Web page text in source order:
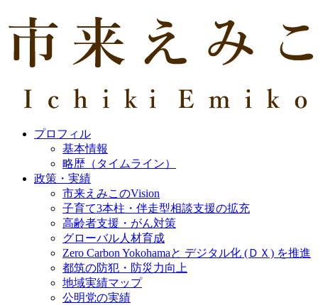
プロフィル
基本情報
略歴（タイムライン）
政策・実績
市来えみこのVision
子育て3本柱・伴走型相談支援の拡充
高齢者支援・がん対策
グローバル人材育成
Zero Carbon Yokohamaと デジタル化 (ＤＸ) を推進
都筑の防犯・防災力向上
地域実績マップ
公明党の実績